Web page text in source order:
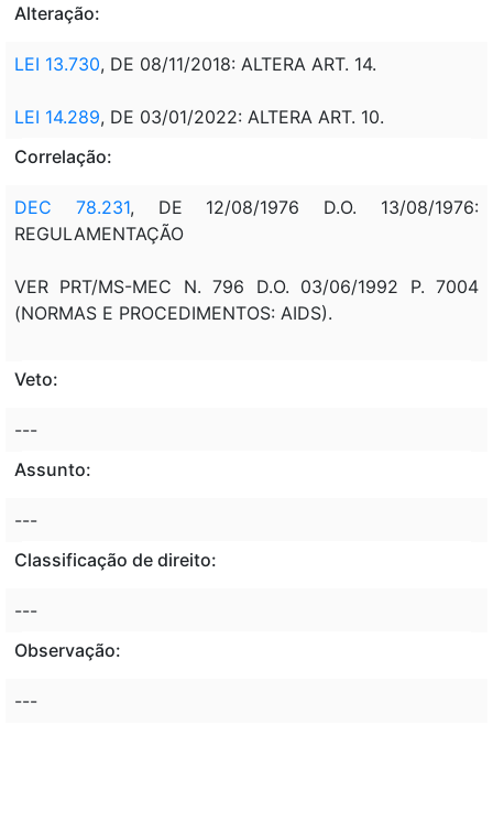
Alteração:
LEI 13.730, DE 08/11/2018: ALTERA ART. 14.
LEI 14.289, DE 03/01/2022: ALTERA ART. 10.
Correlação:
DEC 78.231, DE 12/08/1976 D.O. 13/08/1976:
REGULAMENTAÇÃO
VER PRT/MS-MEC N. 796 D.O. 03/06/1992 P. 7004
(NORMAS E PROCEDIMENTOS: AIDS).
Veto:
---
Assunto:
---
Classificação de direito:
---
Observação:
---